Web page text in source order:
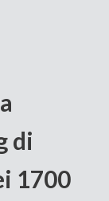
di
1700